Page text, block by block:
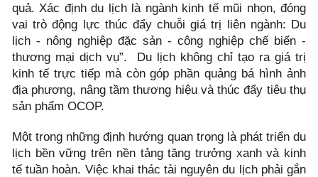
quả. Xác định du lịch là ngành kinh tế mũi nhọn, đóng
vai trò động lực thúc đẩy chuỗi giá trị liên ngành: Du
lịch - nông nghiệp đặc sản - công nghiệp chế biến -
thương mại dịch vụ”. Du lịch không chỉ tạo ra giá trị
kinh tế trực tiếp mà còn góp phần quảng bá hình ảnh
địa phương, nâng tầm thương hiệu và thúc đẩy tiêu thụ
sản phẩm OCOP.
Một trong những định hướng quan trọng là phát triển du
lịch bền vững trên nền tảng tăng trưởng xanh và kinh
tế tuần hoàn. Việc khai thác tài nguyên du lịch phải gắn